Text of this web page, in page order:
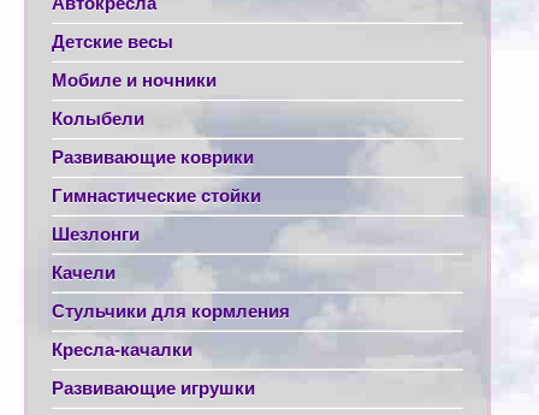
Детские весы
Мобиле и ночники
Колыбели
Развивающие коврики
Гимнастические стойки
Шезлонги
Качели
Стульчики для кормления
Кресла-качалки
Развивающие игрушки